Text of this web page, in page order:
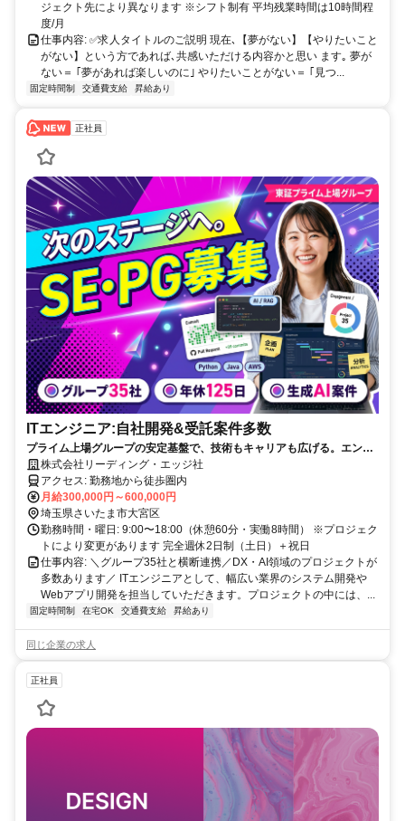
ジェクト先により異なります ※シフト制有 平均残業時間は10時間程
度/月
仕事内容: ✅求人タイトルのご説明 現在､【夢がない】【やりたいこと
がない】という方であれば､共感いただける内容かと思い ます｡ 夢が
ない＝ ｢夢があれば楽しいのに｣ やりたいことがない＝ ｢見つ...
固定時間制 交通費支給 昇給あり
正社員
ITエンジニア:自社開発&受託案件多数
プライム上場グループの安定基盤で、技術もキャリアも広げる。エンジ
ニアとして次のステージへ
株式会社リーディング・エッジ社
アクセス: 勤務地から徒歩圏内
月給300,000円～600,000円
埼玉県さいたま市大宮区
勤務時間・曜日: 9:00〜18:00（休憩60分・実働8時間） ※プロジェク
トにより変更があります 完全週休2日制（土日）＋祝日
仕事内容: ＼グループ35社と横断連携／DX・AI領域のプロジェクトが
多数あります／ ITエンジニアとして、幅広い業界のシステム開発や
Webアプリ開発を担当していただきます。プロジェクトの中には、...
固定時間制 在宅OK 交通費支給 昇給あり
同じ企業の求人
正社員